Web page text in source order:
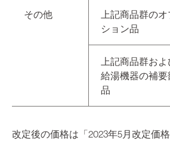
その他
上記商品群のオ
ション品
上記商品群およ
給湯機器の補要
品
改定後の価格は「2023年5月改定価